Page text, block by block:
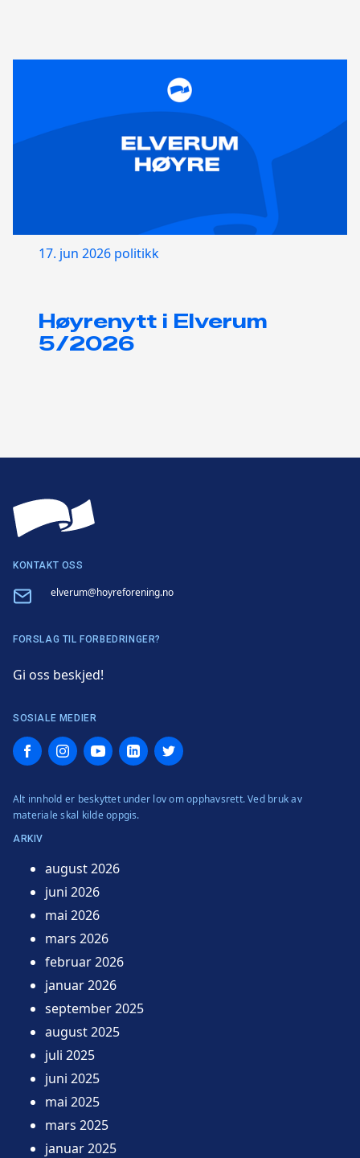
17. jun 2026 politikk
Høyrenytt i Elverum
5/2026
KONTAKT OSS
Email elverum@hoyreforening.no
FORSLAG TIL FORBEDRINGER?
Gi oss beskjed!
SOSIALE MEDIER
FacebookInstagramYouTubeLinkedInTwitter
Alt innhold er beskyttet under lov om opphavsrett. Ved bruk av
materiale skal kilde oppgis.
ARKIV
august 2026
juni 2026
mai 2026
mars 2026
februar 2026
januar 2026
september 2025
august 2025
juli 2025
juni 2025
mai 2025
mars 2025
januar 2025